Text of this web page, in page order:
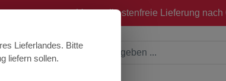
+++ Versandkostenfreie Lieferung
Lieferlandes. Bitte
liefern sollen.